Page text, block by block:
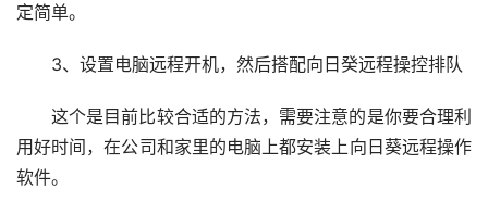
定简单。
3、设置电脑远程开机，然后搭配向日癸远程操控排队
这个是目前比较合适的方法，需要注意的是你要合理利
用好时间，在公司和家里的电脑上都安装上向日葵远程操作
软件。